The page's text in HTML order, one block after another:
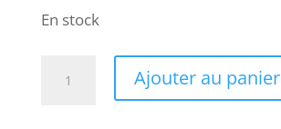
En stock
Ajouter au panier